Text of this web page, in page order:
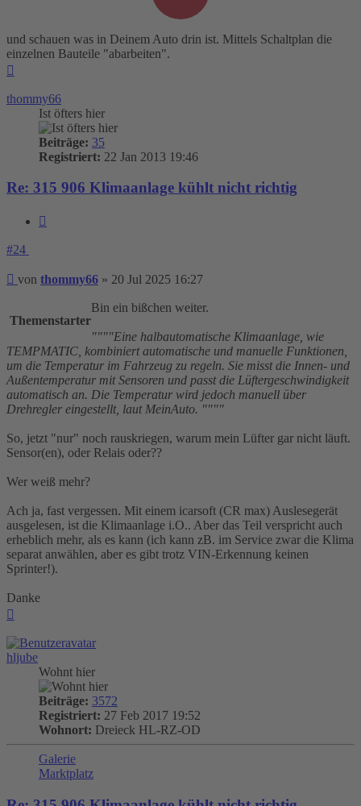
und schauen was in Deinem Auto drin ist. Mittels Schaltplan die
einzelnen Bauteile "abarbeiten".
thommy66
Ist öfters hier
Beiträge: 35
Registriert: 22 Jan 2013 19:46
Re: 315 906 Klimaanlage kühlt nicht richtig
#24
Beitrag
von thommy66 » 20 Jul 2025 16:27
Themenstarter
Bin ein bißchen weiter.
""""Eine halbautomatische Klimaanlage, wie
TEMPMATIC, kombiniert automatische und manuelle Funktionen,
um die Temperatur im Fahrzeug zu regeln. Sie misst die Innen- und
Außentemperatur mit Sensoren und passt die Lüftergeschwindigkeit
automatisch an. Die Temperatur wird jedoch manuell über
Drehregler eingestellt, laut MeinAuto. """"
So, jetzt "nur" noch rauskriegen, warum mein Lüfter gar nicht läuft.
Sensor(en), oder Relais oder??
Wer weiß mehr?
Ach ja, fast vergessen. Mit einem icarsoft (CR max) Auslesegerät
ausgelesen, ist die Klimaanlage i.O.. Aber das Teil verspricht auch
erheblich mehr, als es kann (ich kann zB. im Service zwar die Klima
separat anwählen, aber es gibt trotz VIN-Erkennung keinen
Sprinter!).
Danke
hljube
Wohnt hier
Beiträge: 3572
Registriert: 27 Feb 2017 19:52
Wohnort: Dreieck HL-RZ-OD
Galerie
Marktplatz